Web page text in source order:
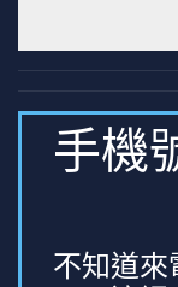
手機
不知道來